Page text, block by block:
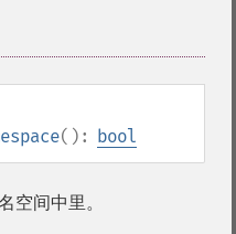
(): bool
空间中里。